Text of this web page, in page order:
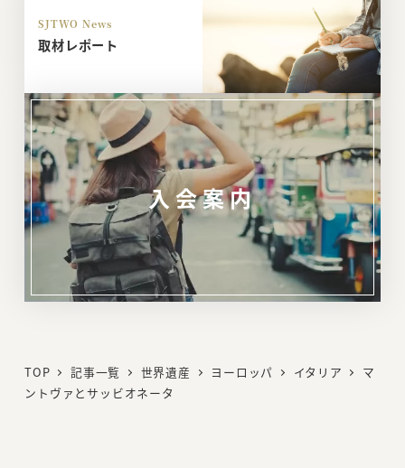
SJTWO News
取材レポート
入会案内
TOP 記事一覧 世界遺産 ヨーロッパ イタリア
マ
ントヴァとサッビオネータ